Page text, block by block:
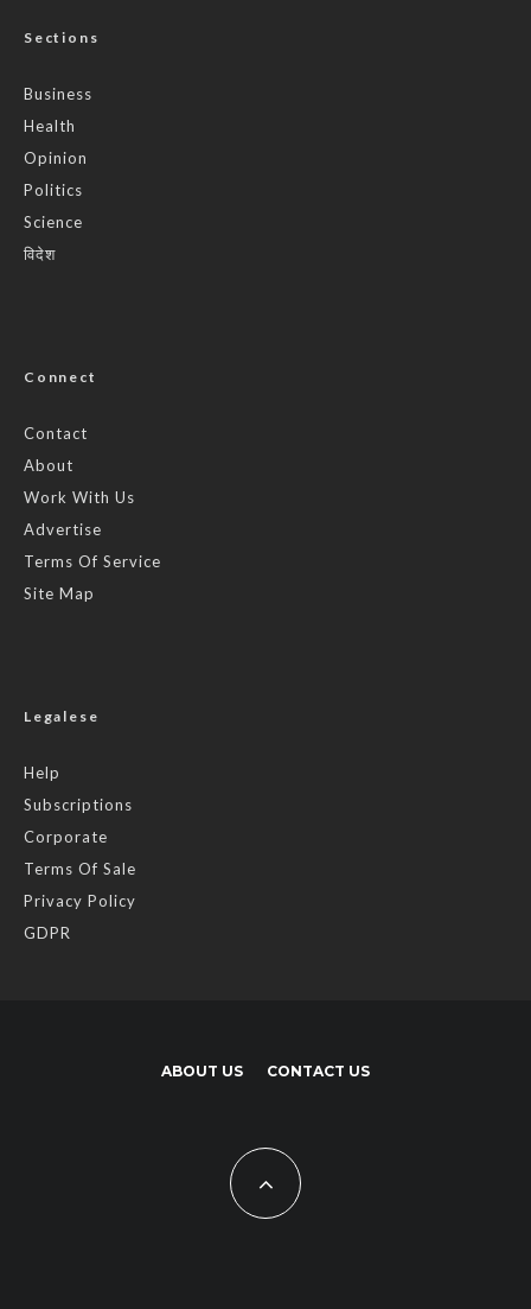
Sections
Business
Health
Opinion
Politics
Science
विदेश
Connect
Contact
About
Work With Us
Advertise
Terms Of Service
Site Map
Legalese
Help
Subscriptions
Corporate
Terms Of Sale
Privacy Policy
GDPR
ABOUT US CONTACT US